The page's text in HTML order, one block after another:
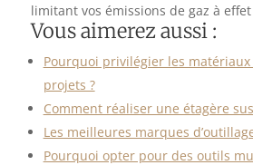
limitant vos émissions de gaz à
Vous aimerez aussi :
Pourquoi privilégier les matériaux
projets ?
Comment réaliser une étagère
Les meilleures marques
Pourquoi opter pour des outils